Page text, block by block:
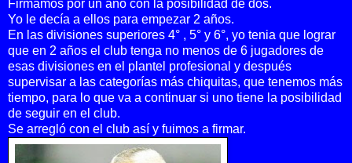
Firmamos por un año con la posibilidad de dos.
Yo le decía a ellos para empezar 2 años.
En las divisiones superiores 4° , 5° y 6°, yo tenia que lograr
que en 2 años el club tenga no menos de 6 jugadores de
esas divisiones en el plantel profesional y después
supervisar a las categorías más chiquitas, que tenemos más
tiempo, para lo que va a continuar si uno tiene la posibilidad
de seguir en el club.
Se arregló con el club así y fuimos a firmar.